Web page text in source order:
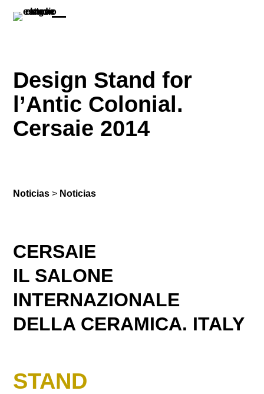
Design Stand for
l’Antic Colonial.
Cersaie 2014
Noticias > Noticias
CERSAIE
IL SALONE
INTERNAZIONALE
DELLA CERAMICA. ITALY
STAND